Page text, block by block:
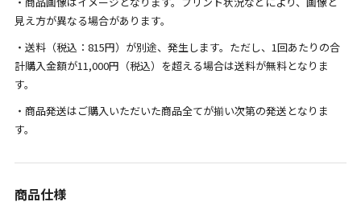
見え方が異なる場合があります。
・送料（税込：815円）が別途、発生します。ただし、1回あたりの合
計購入金額が11,000円（税込）を超える場合は送料が無料となりま
す。
・商品発送はご購入いただいた商品全てが揃い次第の発送となりま
す。
商品仕様